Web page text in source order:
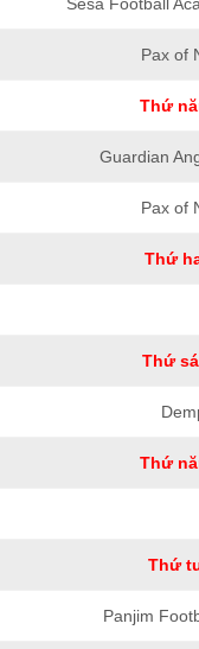
Sesa Football
Pax of
Thứ
Guardian
Pax of
Thứ
Thứ
Thứ
Thứ
Panjim